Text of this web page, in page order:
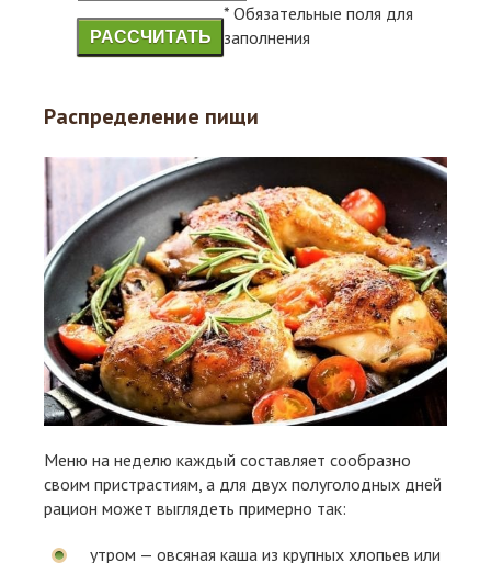
РАССЧИТАТЬ
* Обязательные поля для
заполнения
Распределение пищи
Меню на неделю каждый составляет сообразно
своим пристрастиям, а для двух полуголодных дней
рацион может выглядеть примерно так:
утром — овсяная каша из крупных хлопьев или